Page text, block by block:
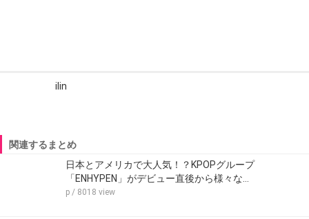
ilin
関連するまとめ
日本とアメリカで大人気！？KPOPグループ
「ENHYPEN」がデビュー直後から様々な…
p / 8018 view